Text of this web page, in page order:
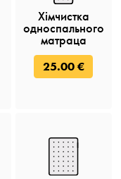
Хімчистка
односпального
матраца
25.00 €